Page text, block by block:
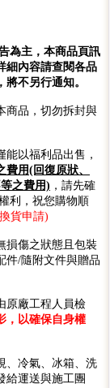
為主，本商品頁訊
細內容請查閱各品
不另行通知。
商品，切勿拆封與
以福利品出售，
用(回復原狀、
之費用) ，請先確
利，祝您購物順
貨申請)
損傷之狀態且包裝
件/隨附文件與贈品
原廠工程人員檢
，以確保自身權
、冷氣、冰箱、洗
給運送與施工團